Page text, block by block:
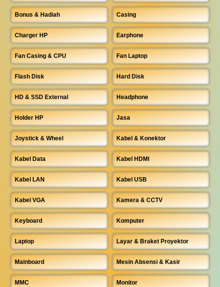
Bonus & Hadiah Casing
Charger HP Earphone
Fan Casing & CPU Fan Laptop
Flash Disk Hard Disk
HD & SSD External Headphone
Holder HP Jasa
Joystick & Wheel Kabel & Konektor
Kabel Data Kabel HDMI
Kabel LAN Kabel USB
Kabel VGA Kamera & CCTV
Keyboard Komputer
Laptop Layar & Braket Proyektor
Mainboard Mesin Absensi & Kasir
MMC Monitor